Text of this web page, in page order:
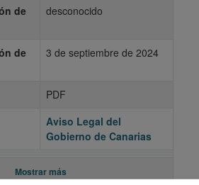
de
desconocido
de
3 de septiembre de 2024
PDF
Aviso Legal del
Gobierno de Canarias
Mostrar más